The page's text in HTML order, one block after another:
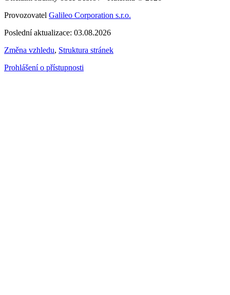
Provozovatel Galileo Corporation s.r.o.
Poslední aktualizace: 03.08.2026
Změna vzhledu, Struktura stránek
Prohlášení o přístupnosti